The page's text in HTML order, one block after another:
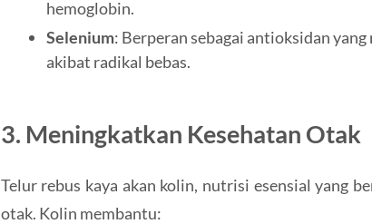
hemoglobin.
Selenium: Berperan sebagai antioksidan
akibat radikal bebas.
3. Meningkatkan Kesehatan Otak
Telur rebus kaya akan kolin, nutrisi esensial yang
otak. Kolin membantu: